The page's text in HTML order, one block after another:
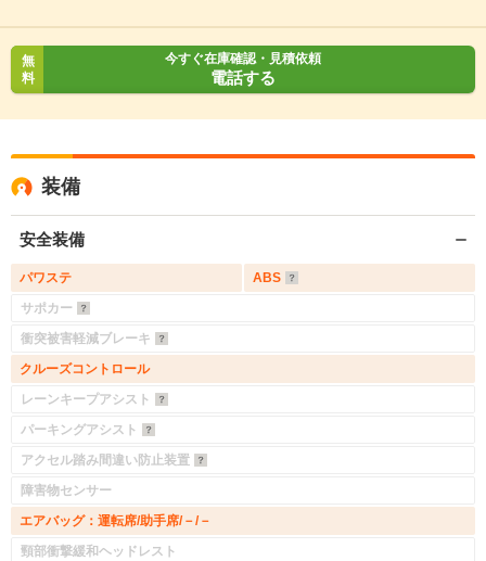
無
料
今すぐ在庫確認・見積依頼
電話する
装備
安全装備
パワステ
ABS
サポカー
衝突被害軽減ブレーキ
クルーズコントロール
レーンキープアシスト
パーキングアシスト
アクセル踏み間違い防止装置
障害物センサー
エアバッグ：運転席/助手席/－/－
頸部衝撃緩和ヘッドレスト